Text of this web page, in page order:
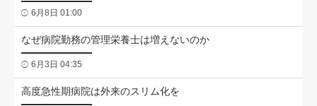
6月8日 01:00
なぜ病院勤務の管理栄養士は増えないのか
6月3日 04:35
高度急性期病院は外来のスリム化を